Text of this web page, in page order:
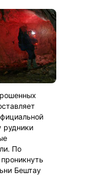
рудники
По
Бештау